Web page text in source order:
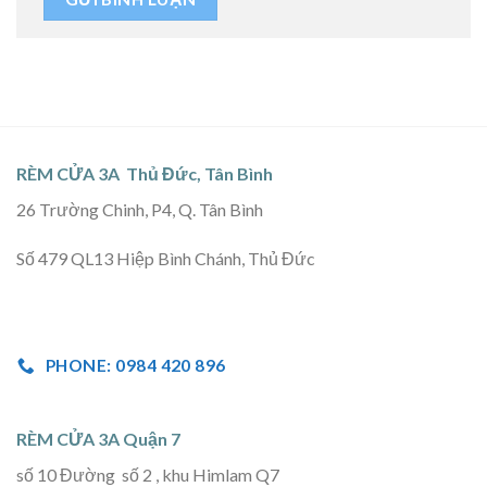
RÈM CỬA 3A Thủ Đức, Tân Bình
26 Trường Chinh, P4, Q. Tân Bình
Số 479 QL13 Hiệp Bình Chánh, Thủ Đức
PHONE: 0984 420 896
RÈM CỬA 3A Quận 7
số 10 Đường số 2 , khu Himlam Q7